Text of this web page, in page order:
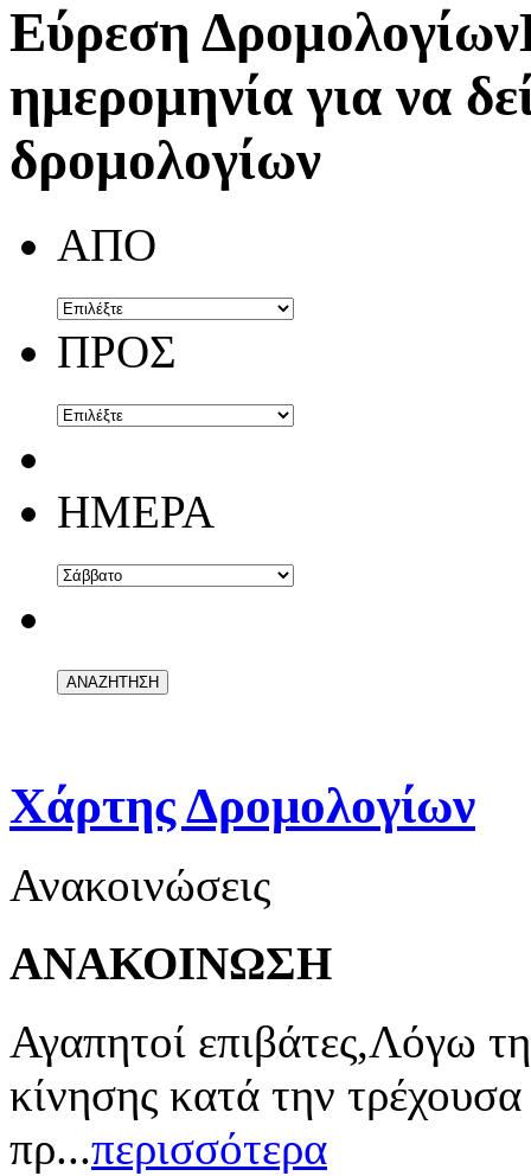
Εύρεση Δρομολογίων
ημερομηνία για να
δρομολογίων
ΑΠΟ
ΠΡΟΣ
ΗΜΕΡΑ
Χάρτης Δρομολογίων
Ανακοινώσεις
ΑΝΑΚΟΙΝΩΣΗ
Αγαπητοί επιβάτες,Λόγω
κίνησης κατά την
πρ...περισσότερα